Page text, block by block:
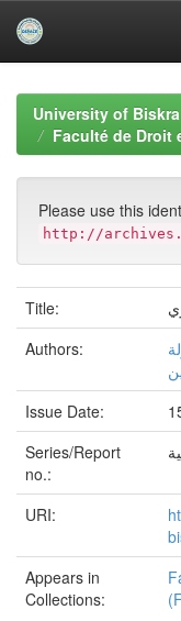
navigationUniversity of
Faculté de Droit
Please use this
http://
Title:
Authors:
Issue Date:
Series/Report
no.:
URI:
Appears in
Collections: